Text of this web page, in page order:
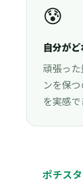
😰
自分が
頑張っ
ンを保
を実感で
ポチス